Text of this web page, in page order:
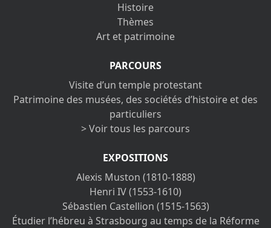
Histoire
Thèmes
Art et patrimoine
PARCOURS
Visite d’un temple protestant
Patrimoine des musées, des sociétés d’histoire et des
particuliers
> Voir tous les parcours
EXPOSITIONS
Alexis Muston (1810-1888)
Henri IV (1553-1610)
Sébastien Castellion (1515-1563)
Étudier l’hébreu à Strasbourg au temps de la Réforme